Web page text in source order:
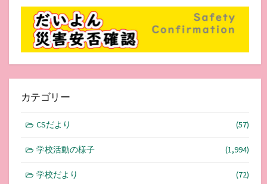
カテゴリー
CSだより (57)
学校活動の様子 (1,994)
学校だより (72)